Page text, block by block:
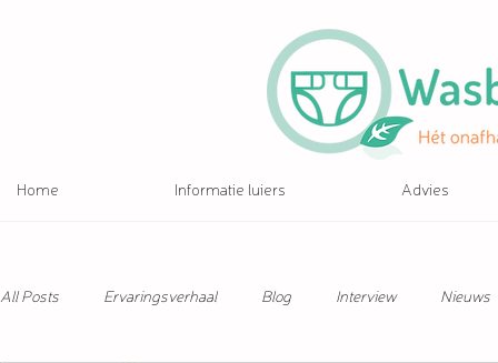
Home Informatie luiers Advies
All Posts Ervaringsverhaal Blog Interview Nieuws